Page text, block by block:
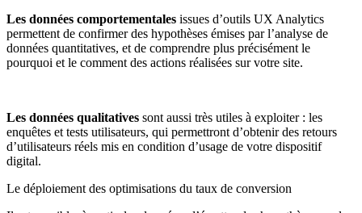
Les données comportementales issues d’outils UX Analytics
permettent de confirmer des hypothèses émises par l’analyse de
données quantitatives, et de comprendre plus précisément le
pourquoi et le comment des actions réalisées sur votre site.
Les données qualitatives sont aussi très utiles à exploiter : les
enquêtes et tests utilisateurs, qui permettront d’obtenir des retours
d’utilisateurs réels mis en condition d’usage de votre dispositif
digital.
Le déploiement des optimisations du taux de conversion